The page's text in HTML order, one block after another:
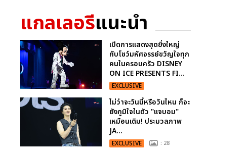
แกลเลอรีแนะนำ
เปิดการแสดงสุดยิ่งใหญ่
กับโชว์มหัศจรรย์ขวัญใจทุก
คนในครอบครัว DISNEY
ON ICE PRESENTS FI...
EXCLUSIVE
ไม่ว่าจะวันนี้หรือวันไหน ก็จะ
ยังภูมิใจในตัว "แจบอม"
เหมือนเดิม! ประมวลภาพ
JA...
EXCLUSIVE : 28